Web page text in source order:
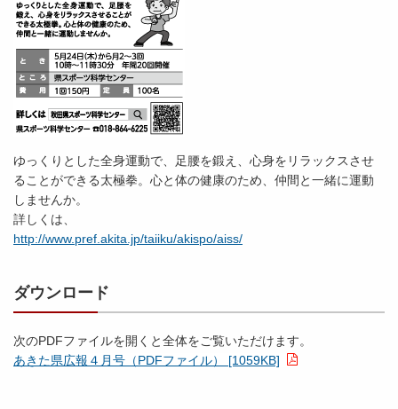
ゆっくりとした全身運動で、足腰を鍛え、心身をリラックスさせ
ることができる太極拳。心と体の健康のため、仲間と一緒に運動
しませんか。
詳しくは、
http://www.pref.akita.jp/taiiku/akispo/aiss/
ダウンロード
次のPDFファイルを開くと全体をご覧いただけます。
あきた県広報４月号（PDFファイル） [1059KB]